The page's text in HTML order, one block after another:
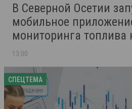
В Северной Осетии
мобильное
мониторинга топлива
13:00
СПЕЦТЕМА